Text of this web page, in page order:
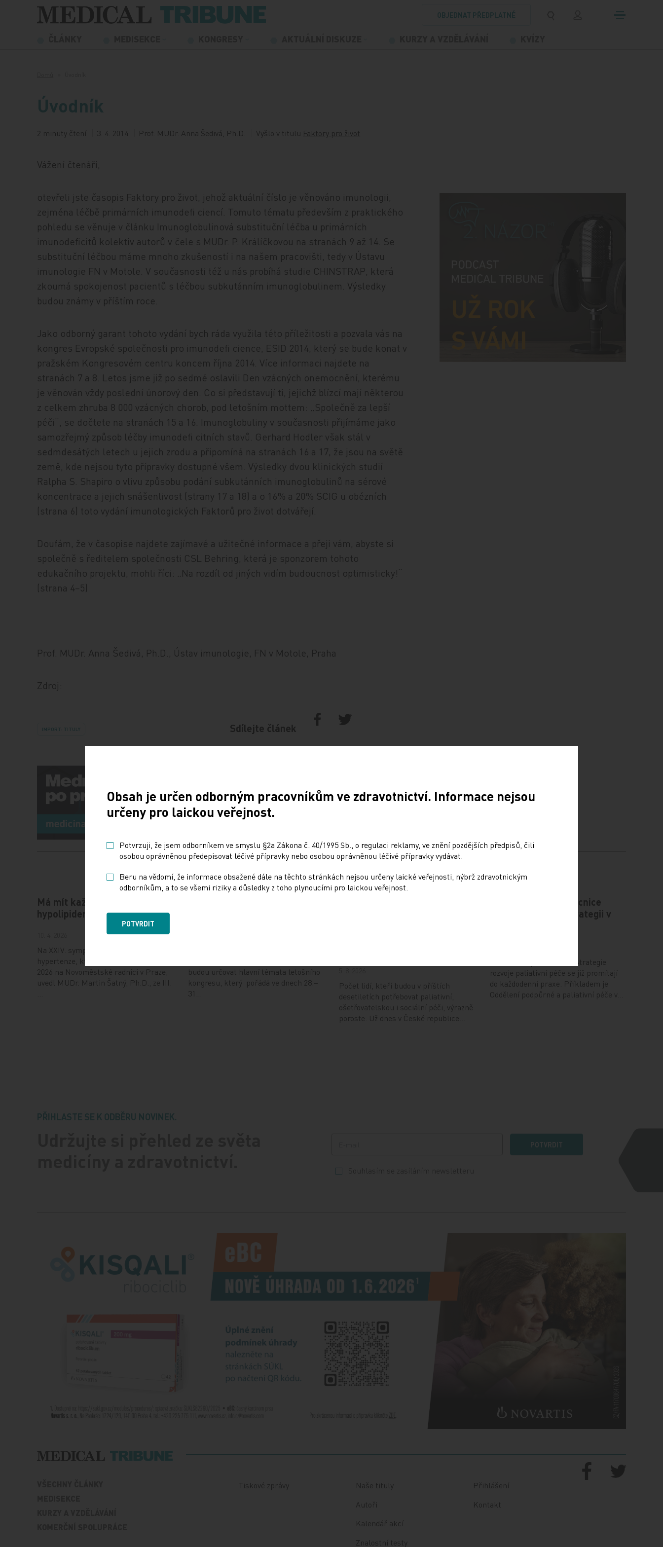
Přeskočit na obsah
OBJEDNAT PŘEDPLATNÉ
Úvodník
2 minuty čtení 3. 4. 2014 Prof. MUDr. Anna Šedivá, Ph.D. Vyšlo v titulu Faktory pro život
Vážení čtenáři,
otevřeli jste časopis Faktory pro život, jehož aktuální číslo je věnováno imunologii,
zejména léčbě primárních imunodefi ciencí. Tomuto tématu především z praktického
pohledu se věnuje v článku Imunoglobulinová substituční léčba u primárních
imunodeficitů kolektiv autorů v čele s MUDr. P. Králíčkovou na stranách 9 až 14. Se
substituční léčbou máme mnoho zkušeností i na našem pracovišti, tedy v Ústavu
imunologie FN v Motole. V současnosti též u nás probíhá studie CHINSTRAP, která
zkoumá spokojenost pacientů s léčbou subkutánním imunoglobulinem. Výsledky
budou známy v příštím roce.
Jako odborný garant tohoto vydání bych ráda využila této příležitosti a pozvala vás na
kongres Evropské společnosti pro imunodefi cience, ESID 2014, který se bude konat v
pražském Kongresovém centru koncem října 2014. Více informaci najdete na
stranách 7 a 8. Letos jsme již po sedmé oslavili Den vzácných onemocnění, kterému
je věnován vždy poslední únorový den. Co si představují ti, jejichž blízcí mají některou
z celkem zhruba 8 000 vzácných chorob, pod letošním mottem: „Společně za lepší
péči“, se dočtete na stranách 15 a 16. Imunoglobuliny v současnosti přijímáme jako
samozřejmý způsob léčby imunodefi citních stavů. Gerhard Hodler však stál v
sedmdesátých letech u jejich zrodu a připomíná na stranách 16 a 17, že jsou na světě
země, kde nejsou tyto přípravky dostupné všem. Výsledky dvou klinických studií
Ralpha S. Shapiro o vlivu způsobu podání subkutánních imunoglobulinů na sérové
koncentrace a jejich snášenlivost (strany 17 a 18) a o 16% a 20% SCIG u obézních
(strana 6) toto vydání imunologických Faktorů pro život dotvářejí.
Doufám, že v časopise najdete zajímavé a užitečné informace a přeji vám, abyste si
společně s ředitelem společnosti CSL Behring, která je sponzorem tohoto
edukačního projektu, mohli říci: „Na rozdíl od jiných vidím budoucnost optimisticky!“
(strana 4–5)
Prof. MUDr. Anna Šedivá, Ph.D., Ústav imunologie, FN v Motole, Praha
Zdroj:
IMPORT: TITULY Sdílejte článek
Doporučené
Má mít každý hypertonik
hypolipidemikum?
Na XXIV. sympoziu arteriální
hypertenze, které se konalo 1. dubna
2026 na Novoměstské radnici v Praze,
uvedl MUDr. Martin Šatný, Ph.D., ze III.
budou určovat hlavní témata letošního
kongresu, který pořádá ve dnech 28.–
31…
Počet lidí, kteří budou v příštích
desetiletích potřebovat paliativní,
ošetřovatelskou i sociální péči, výrazně
poroste. Už dnes v České republice…
Psychiatrická nemocnice
Bohnice ukazuje strategii v
Jednotlivá opatření nové Strategie
rozvoje paliativní péče se již promítají
do každodenní praxe. Příkladem je
Oddělení podpůrné a paliativní péče v…
PŘIHLASTE SE K ODBĚRU NOVINEK.
POTVRDIT
Tiskové zprávy
Naše tituly
Autoři
Kalendář akcí
Znalostní testy
Přihlášení
Kontakt
Obsah je určen odborným pracovníkům ve zdravotnictví. Informace nejsou
určeny pro laickou veřejnost.
Potvrzuji, že jsem odborníkem ve smyslu §2a Zákona č. 40/1995 Sb., o regulaci reklamy, ve znění pozdějších předpisů, čili
osobou oprávněnou předepisovat léčivé přípravky nebo osobou oprávněnou léčivé přípravky vydávat.
Beru na vědomí, že informace obsažené dále na těchto stránkách nejsou určeny laické veřejnosti, nýbrž zdravotnickým
odborníkům, a to se všemi riziky a důsledky z toho plynoucími pro laickou veřejnost.
POTVRDIT